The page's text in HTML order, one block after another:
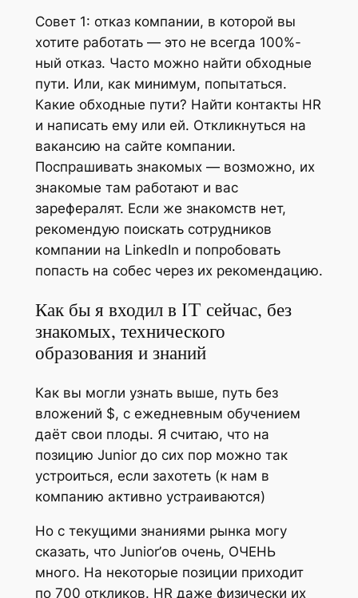
Совет 1: отказ компании, в которой вы
хотите работать — это не всегда 100%-
ный отказ. Часто можно найти обходные
пути. Или, как минимум, попытаться.
Какие обходные пути? Найти контакты HR
и написать ему или ей. Откликнуться на
вакансию на сайте компании.
Поспрашивать знакомых — возможно, их
знакомые там работают и вас
зарефералят. Если же знакомств нет,
рекомендую поискать сотрудников
компании на LinkedIn и попробовать
попасть на собес через их рекомендацию.
Как бы я входил в IT сейчас, без
знакомых, технического
образования и знаний
Как вы могли узнать выше, путь без
вложений $, с ежедневным обучением
даёт свои плоды. Я считаю, что на
позицию Junior до сих пор можно так
устроиться, если захотеть (к нам в
компанию активно устраиваются)
Но с текущими знаниями рынка могу
сказать, что Junior’ов очень, ОЧЕНЬ
много. На некоторые позиции приходит
по 700 откликов. HR даже физически их